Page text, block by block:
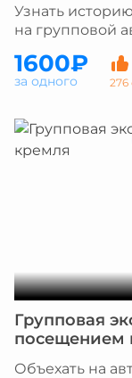
Узнать
на групповой
1600₽
276
за одного
Групповая
посещением
Объехать на